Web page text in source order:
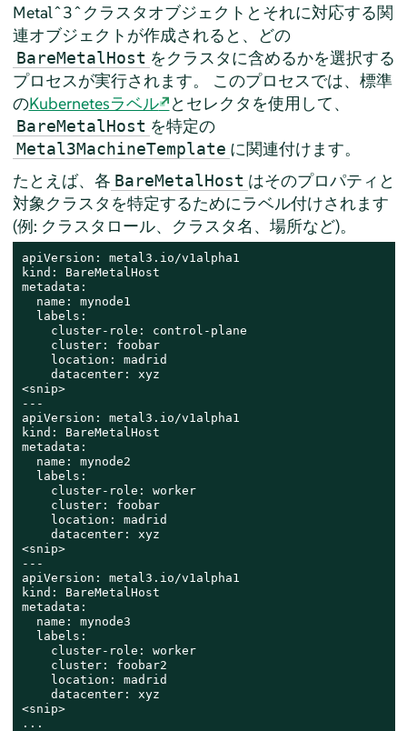
Metalˆ3ˆクラスタオブジェクトとそれに対応する関
連オブジェクトが作成されると、どの
BareMetalHost をクラスタに含めるかを選択する
プロセスが実行されます。 このプロセスでは、標準
のKubernetesラベル とセレクタを使用して、
BareMetalHost を特定の
Metal3MachineTemplate に関連付けます。
たとえば、各 BareMetalHost はそのプロパティと
対象クラスタを特定するためにラベル付けされます
(例: クラスタロール、クラスタ名、場所など)。
apiVersion: metal3.io/v1alpha1
kind: BareMetalHost
metadata:
  name: mynode1
  labels:
    cluster-role: control-plane
    cluster: foobar
    location: madrid
    datacenter: xyz
<snip>
---
apiVersion: metal3.io/v1alpha1
kind: BareMetalHost
metadata:
  name: mynode2
  labels:
    cluster-role: worker
    cluster: foobar
    location: madrid
    datacenter: xyz
<snip>
---
apiVersion: metal3.io/v1alpha1
kind: BareMetalHost
metadata:
  name: mynode3
  labels:
    cluster-role: worker
    cluster: foobar2
    location: madrid
    datacenter: xyz
<snip>
...